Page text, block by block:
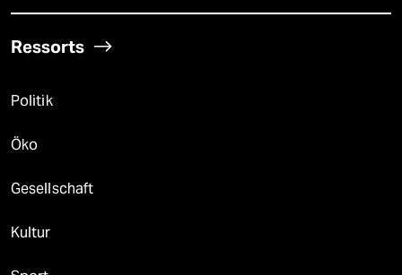
Ressorts
Politik
Öko
Gesellschaft
Kultur